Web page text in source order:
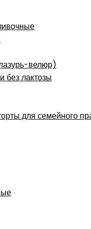
велюр)
без лактозы
для семейного